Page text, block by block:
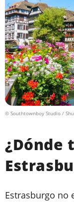
© Southtownboy Studio /
¿Dónde
Estrasburgo no